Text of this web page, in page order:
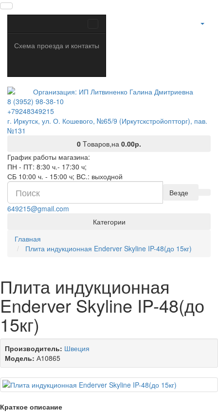
Схема проезда и контакты
8 (3952) 98-38-10
+79248349215
г. Иркутск, ул. О. Кошевого, №65/9 (Иркутскстройоптторг), пав.
№131
0 Tоваров,на 0.00р.
График работы магазина:
ПН - ПТ: 8:30 ч.- 17:30 ч;
СБ 10:00 ч. - 15:00 ч; ВС.: выходной
Везде
649215@gmail.com
Категории
Главная
Плита индукционная Enderver Skyline IP-48(до 15кг)
Плита индукционная
Enderver Skyline IP-48(до
15кг)
Производитель: Швеция
Модель: А10865
Краткое описание